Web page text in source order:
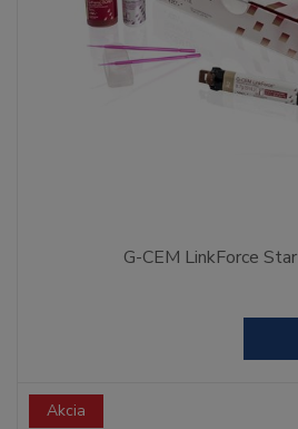
G-CEM LinkForce
Akcia